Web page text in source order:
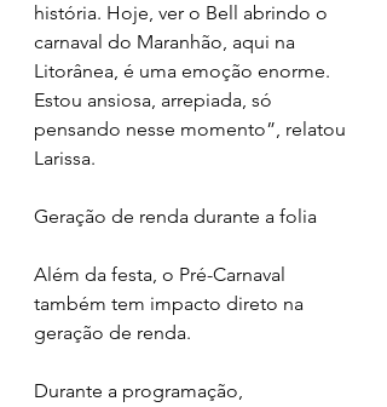
história. Hoje, ver o Bell abrindo o
carnaval do Maranhão, aqui na
Litorânea, é uma emoção enorme.
Estou ansiosa, arrepiada, só
pensando nesse momento”, relatou
Larissa.
Geração de renda durante a folia
Além da festa, o Pré-Carnaval
também tem impacto direto na
geração de renda.
Durante a programação,